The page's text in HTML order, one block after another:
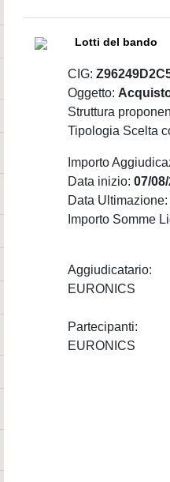
Lotti del bando
CIG:
Oggetto:
Struttura
Tipologia Scelta
Importo
Data inizio: 07/
Data Ultimazione:
Importo Somme
Aggiudicatario:
EURONICS
Partecipanti:
EURONICS